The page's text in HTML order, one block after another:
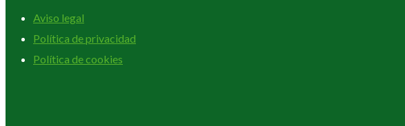
Aviso legal
Política de privacidad
Política de cookies